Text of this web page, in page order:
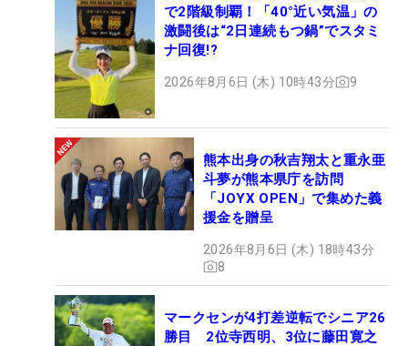
で2階級制覇！「40°近い気温」の
激闘後は“2日連続もつ鍋”でスタミ
ナ回復!?
2026年8月6日 (木) 10時43分 9
熊本出身の秋吉翔太と重永亜
斗夢が熊本県庁を訪問
「JOYX OPEN」で集めた義
援金を贈呈
2026年8月6日 (木) 18時43分
8
マークセンが4打差逆転でシニア26
勝目 2位寺西明、3位に藤田寛之